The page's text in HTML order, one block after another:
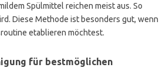
Spülmittel reichen meist aus. So
Diese Methode ist besonders gut, wenn
etablieren möchtest.
für bestmöglichen